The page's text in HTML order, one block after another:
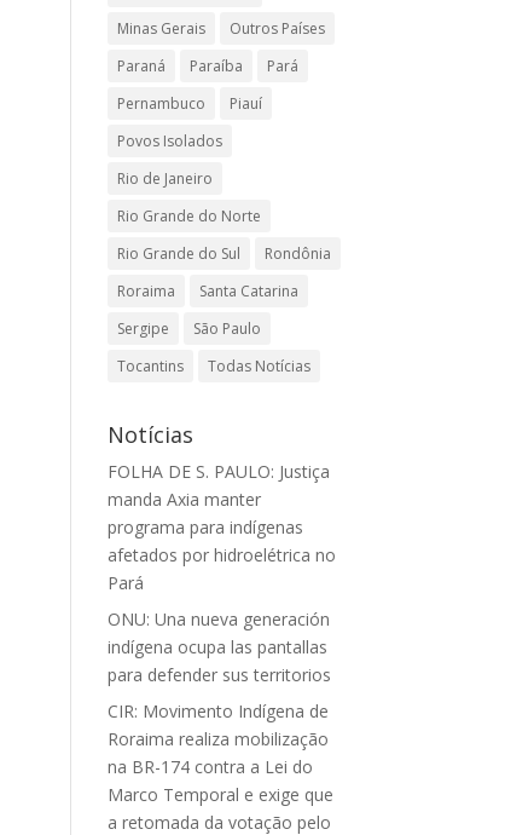
Minas Gerais
Outros Países
Paraná
Paraíba
Pará
Pernambuco
Piauí
Povos Isolados
Rio de Janeiro
Rio Grande do Norte
Rio Grande do Sul
Rondônia
Roraima
Santa Catarina
Sergipe
São Paulo
Tocantins
Todas Notícias
Notícias
FOLHA DE S. PAULO: Justiça
manda Axia manter
programa para indígenas
afetados por hidroelétrica no
Pará
ONU: Una nueva generación
indígena ocupa las pantallas
para defender sus territorios
CIR: Movimento Indígena de
Roraima realiza mobilização
na BR-174 contra a Lei do
Marco Temporal e exige que
a retomada da votação pelo